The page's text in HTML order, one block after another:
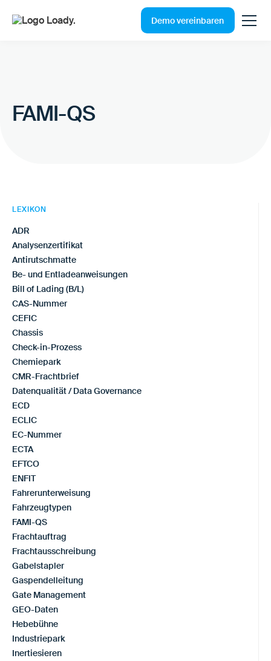
Demo vereinbaren
FAMI-QS
LEXIKON
ADR
Analysenzertifikat
Antirutschmatte
Be- und Entladeanweisungen
Bill of Lading (B/L)
CAS-Nummer
CEFIC
Chassis
Check-in-Prozess
Chemiepark
CMR-Frachtbrief
Datenqualität / Data Governance
ECD
ECLIC
EC-Nummer
ECTA
EFTCO
ENFIT
Fahrerunterweisung
Fahrzeugtypen
FAMI-QS
Frachtauftrag
Frachtausschreibung
Gabelstapler
Gaspendelleitung
Gate Management
GEO-Daten
Hebebühne
Industriepark
Inertiesieren